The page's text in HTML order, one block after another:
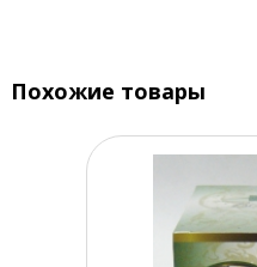
Похожие товары